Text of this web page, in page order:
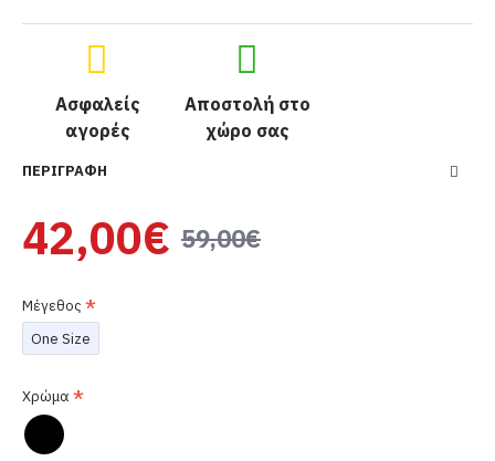
Ασφαλείς
αγορές
Αποστολή στο
χώρο σας
ΠΕΡΙΓΡΑΦΉ
42,00€ 59,00€
Μέγεθος
One Size
Χρώμα